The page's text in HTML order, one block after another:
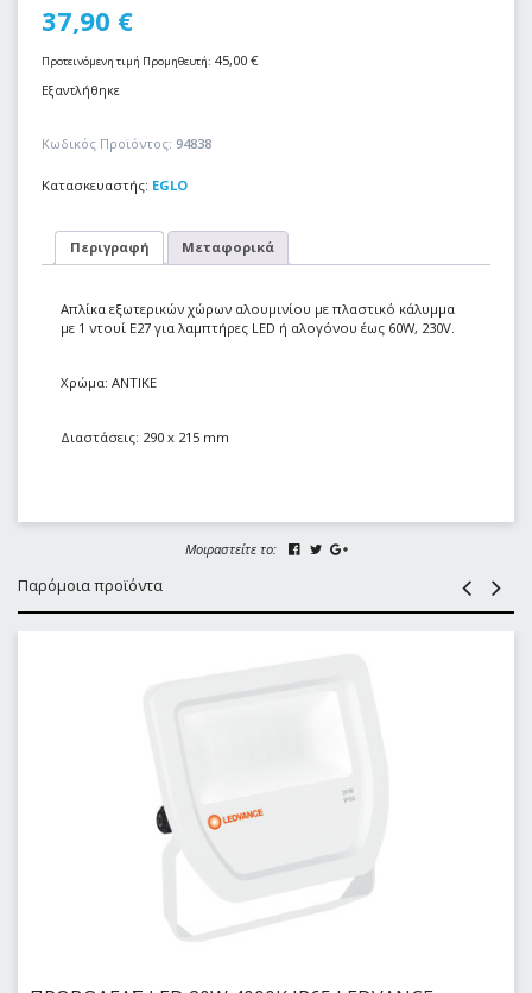
37,90 €
Προτεινόμενη τιμή Προμηθευτή: 45,00 €
Εξαντλήθηκε
Κωδικός Προϊόντος: 94838
Κατασκευαστής: EGLO
Περιγραφή Μεταφορικά
Απλίκα εξωτερικών χώρων αλουμινίου με πλαστικό κάλυμμα
με 1 ντουί E27 για λαμπτήρες LED ή αλογόνου έως 60W, 230V.
Χρώμα: ΑΝΤΙΚΕ
Διαστάσεις: 290 x 215 mm
Μοιραστείτε το:
Παρόμοια προϊόντα